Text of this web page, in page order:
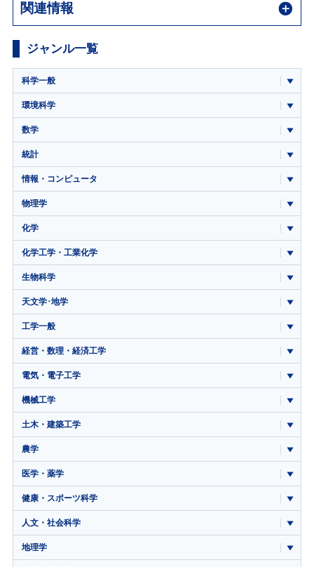
関連情報
ジャンル一覧
科学一般
環境科学
数学
統計
情報・コンピュータ
物理学
化学
化学工学・工業化学
生物科学
天文学･地学
工学一般
経営・数理・経済工学
電気・電子工学
機械工学
土木・建築工学
農学
医学・薬学
健康・スポーツ科学
人文・社会科学
地理学